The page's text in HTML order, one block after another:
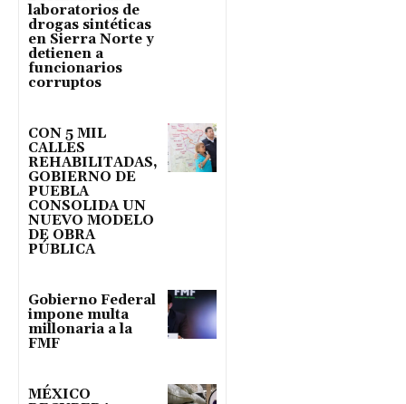
laboratorios de
drogas sintéticas
en Sierra Norte y
detienen a
funcionarios
corruptos
CON 5 MIL
CALLES
REHABILITADAS,
GOBIERNO DE
PUEBLA
CONSOLIDA UN
NUEVO MODELO
DE OBRA
PÚBLICA
Gobierno Federal
impone multa
millonaria a la
FMF
MÉXICO